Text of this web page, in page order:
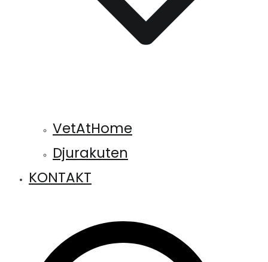
VetAtHome
Djurakuten
KONTAKT